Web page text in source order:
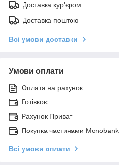
Доставка кур'єром
Доставка поштою
Всі умови доставки
Умови оплати
Оплата на рахунок
Готівкою
Рахунок Приват
Покупка частинами Monobank
Всі умови оплати